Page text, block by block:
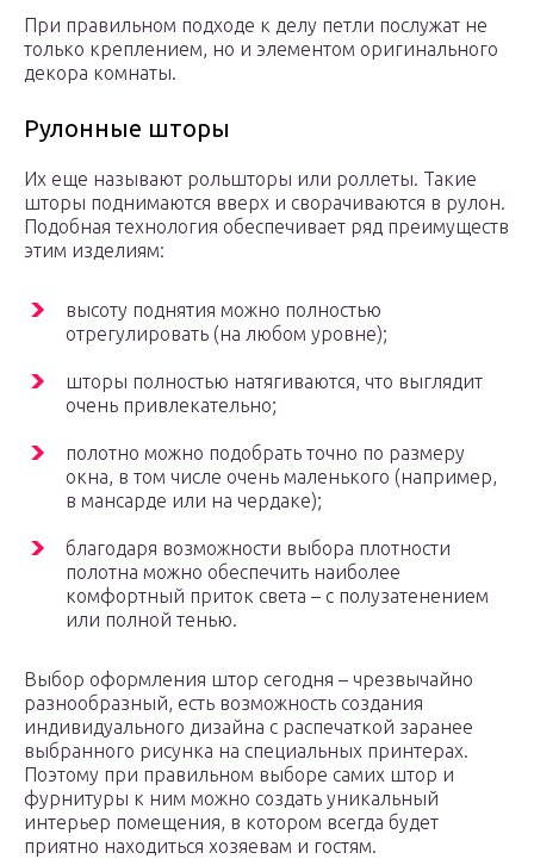
При правильном подходе к делу петли послужат не
только креплением, но и элементом оригинального
декора комнаты.
Рулонные шторы
Их еще называют рольшторы или роллеты. Такие
шторы поднимаются вверх и сворачиваются в рулон.
Подобная технология обеспечивает ряд преимуществ
этим изделиям:
высоту поднятия можно полностью
отрегулировать (на любом уровне);
шторы полностью натягиваются, что выглядит
очень привлекательно;
полотно можно подобрать точно по размеру
окна, в том числе очень маленького (например,
в мансарде или на чердаке);
благодаря возможности выбора плотности
полотна можно обеспечить наиболее
комфортный приток света – с полузатенением
или полной тенью.
Выбор оформления штор сегодня – чрезвычайно
разнообразный, есть возможность создания
индивидуального дизайна с распечаткой заранее
выбранного рисунка на специальных принтерах.
Поэтому при правильном выборе самих штор и
фурнитуры к ним можно создать уникальный
интерьер помещения, в котором всегда будет
приятно находиться хозяевам и гостям.